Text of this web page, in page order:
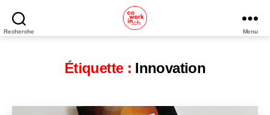
Recherche
Coworking
Menu
Étiquette : Innovation